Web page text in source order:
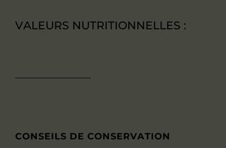
VALEURS NUTRITIONNELLES :
CONSEILS DE CONSERVATION